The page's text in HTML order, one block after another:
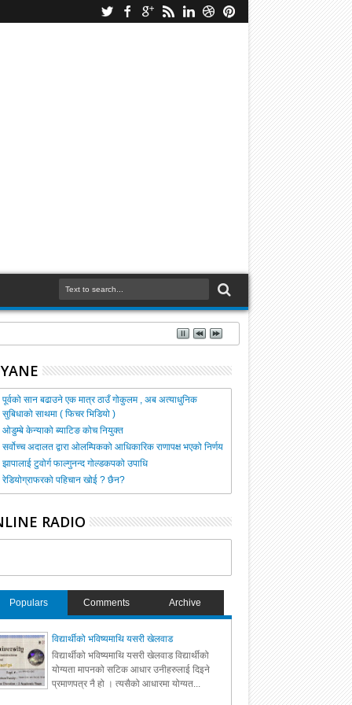
पूर्वको सान बढाउने एक मात्र ठाउँ गोकुलम , अब अत्याधुनिक
सुबिधाको साथमा ( फिचर भिडियो )
ओडुम्बे केन्याको ब्याटिङ कोच नियुक्त
सर्वोच्च अदालत द्वारा ओलम्पिकको आधिकारिक राणापक्ष भएको निर्णय
झापालाई टुवोर्ग फाल्गुनन्द गोल्डकपको उपाधि
रेडियोग्राफरको पहिचान खोई ? छैन?
RADIO
Populars Comments Archive
विद्यार्थीको भविष्यमाथि यसरी खेलवाड
विद्यार्थीको भविष्यमाथि यसरी खेलवाड विद्यार्थीको
योग्यता मापनको सटिक आधार उनीहरुलाई दिइने
प्रमाणपत्र नै हो । त्यसैको आधारमा योग्यत...